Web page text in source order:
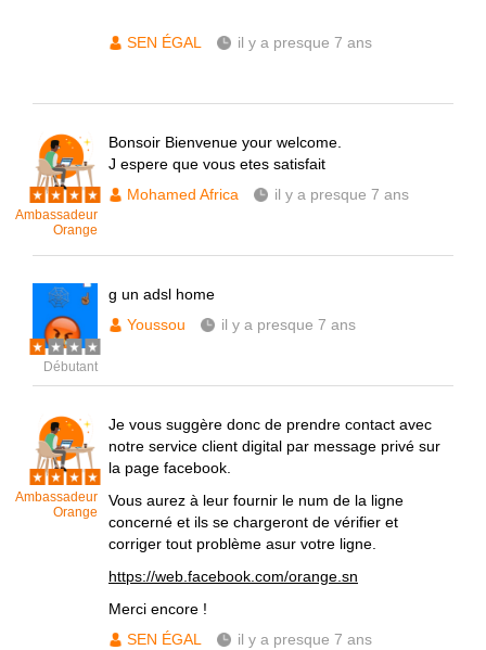
SEN ÉGAL il y a presque 7 ans
Ambassadeur
Orange
Bonsoir Bienvenue your welcome.
J espere que vous etes satisfait
Mohamed Africa
il y a presque 7 ans
Débutant
g un adsl home
Youssou
il y a presque 7 ans
Ambassadeur
Orange
Je vous suggère donc de prendre contact avec
notre service client digital par message privé sur
la page facebook.
Vous aurez à leur fournir le num de la ligne
concerné et ils se chargeront de vérifier et
corriger tout problème asur votre ligne.
https://web.facebook.com/orange.sn
Merci encore !
SEN ÉGAL
il y a presque 7 ans